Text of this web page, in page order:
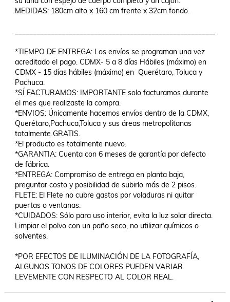
MEDIDAS: 180cm alto x 160 cm frente x 32cm fondo.
*TIEMPO DE ENTREGA: Los envíos se programan una vez
acreditado el pago. CDMX- 5 a 8 días Hábiles (máximo) en
CDMX - 15 días hábiles (máximo) en  Querétaro, Toluca y
Pachuca.
*SÍ FACTURAMOS: IMPORTANTE solo facturamos durante
el mes que realizaste la compra.
*ENVIOS: Únicamente hacemos envíos dentro de la CDMX,
Querétaro,Pachuca,Toluca y sus áreas metropolitanas
totalmente GRATIS.
*El producto es totalmente nuevo.
*GARANTIA: Cuenta con 6 meses de garantía por defecto
de fábrica.
*ENTREGA: Compromiso de entrega en planta baja,
preguntar costo y posibilidad de subirlo más de 2 pisos.
FLETE: El Flete no cubre gastos por voladuras ni quitar
puertas o ventanas.
*CUIDADOS: Sólo para uso interior, evita la luz solar directa.
Limpiar el polvo con un paño seco, no utilizar químicos o
solventes.
*POR EFECTOS DE ILUMINACIÓN DE LA FOTOGRAFÍA,
ALGUNOS TONOS DE COLORES PUEDEN VARIAR
LEVEMENTE CON RESPECTO AL COLOR REAL.